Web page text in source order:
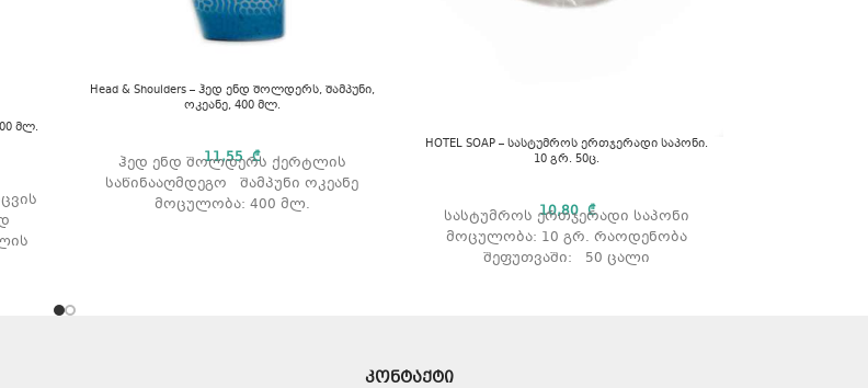
მლ.
Head & Shoulders – ჰედ ენდ შოლდერს, შამპუნი,
ოკეანე, 400 მლ.
11,55₾
ჰედ ენდ შოლდერს ქერტლის
საწინააღმდეგო შამპუნი ოკეანე
მოცულობა: 400 მლ.
HOTEL SOAP – სასტუმროს ერთჯერადი საპონი.
10 გრ. 50ც.
10,80₾
სასტუმროს ერთჯერადი საპონი
მოცულობა: 10 გრ. რაოდენობა
შეფუთვაში: 50 ცალი
კონტაქტი